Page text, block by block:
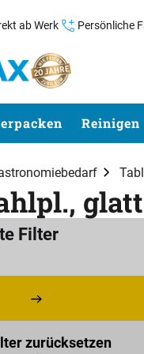
ab Werk Persönliche
springen
Reinigen
Filter
zurücksetzen